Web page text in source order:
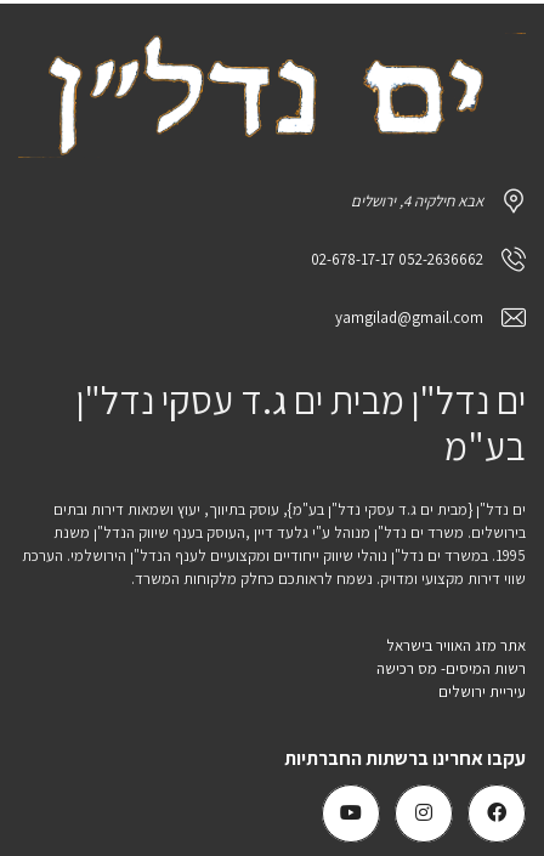
אבא חילקיה 4, ירושלים
052-2636662 02-678-17-17
yamgilad@gmail.com
ים נדל"ן מבית ים ג.ד עסקי נדל"ן
בע"מ
ים נדל"ן {מבית ים ג.ד עסקי נדל"ן בע"מ}, עוסק בתיווך, יעוץ ושמאות דירות ובתים
בירושלים. משרד ים נדל"ן מנוהל ע"י גלעד דיין ,העוסק בענף שיווק הנדל"ן משנת
1995. במשרד ים נדל"ן נוהלי שיווק ייחודיים ומקצועיים לענף הנדל"ן הירושלמי. הערכת
שווי דירות מקצועי ומדויק. נשמח לראותכם כחלק מלקוחות המשרד.
אתר מזג האוויר בישראל
רשות המיסים- מס רכישה
עיריית ירושלים
עקבו אחרינו ברשתות החברתיות